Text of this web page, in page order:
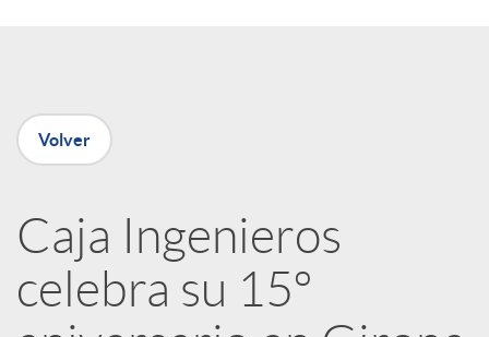
e
R
e
Volver
Caja Ingenieros
celebra su 15º